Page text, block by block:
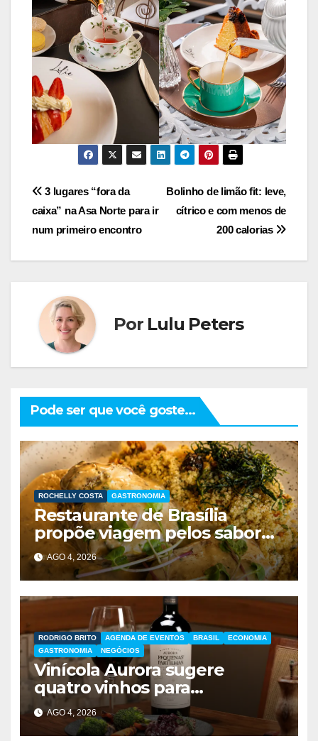
Navegação
de
Post
Bolinho de limão fit: leve,
cítrico e com menos de
200 calorias
3 lugares “fora da
caixa” na Asa Norte para ir
num primeiro encontro
Por Lulu Peters
Pode ser que você goste...
ROCHELLY COSTA GASTRONOMIA
Restaurante de Brasília
propõe viagem pelos sabores
do Brasil durante festival
gastronômico
AGO 4, 2026
RODRIGO BRITO AGENDA DE EVENTOS BRASIL
ECONOMIA
GASTRONOMIA
NEGÓCIOS
Vinícola Aurora sugere
quatro vinhos para
presentear no Dia dos Pais
AGO 4, 2026